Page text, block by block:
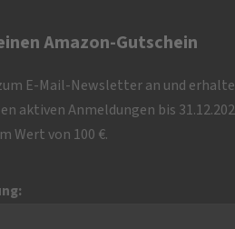
Amazon-Gutschein
E-Mail-Newsletter an und
aktiven Anmeldungen bis
Wert von 100 €.